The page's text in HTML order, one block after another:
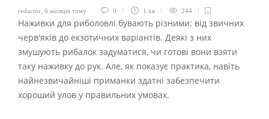
redactor 6 місяців тому 0 1 хв 244
Наживки для риболовлі бувають різними: від звичних
черв'яків до екзотичних варіантів. Деякі з них
змушують рибалок задуматися, чи готові вони взяти
таку наживку до рук. Але, як показує практика, навіть
найнезвичайніші приманки здатні забезпечити
хороший улов у правильних умовах.